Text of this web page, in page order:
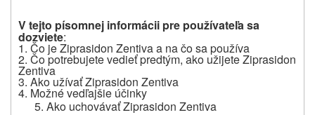
V tejto písomnej informácii pre používateľa sa
dozviete:
1. Čo jeZiprasidon Zentivaa na čo sa používa
2. Čo potrebujete vedieť predtým, ako užijeteZiprasidon
Zentiva
3. Ako užívaťZiprasidon Zentiva
4. Možné vedľajšie účinky
Ako uchovávaťZiprasidon Zentiva